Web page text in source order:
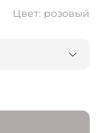
Цвет: розовый